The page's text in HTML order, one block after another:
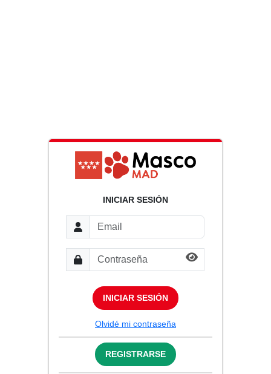
INICIAR SESIÓN
INICIAR SESIÓN
Olvidé mi contraseña
REGISTRARSE